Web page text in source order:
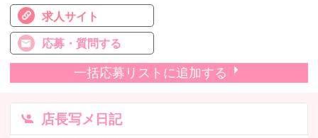
求人サイト
応募・質問する
一括応募リストに追加する
店長写メ日記